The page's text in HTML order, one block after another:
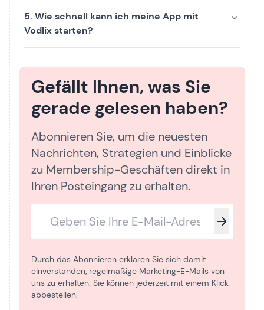
5. Wie schnell kann ich meine App mit
Vodlix starten?
Gefällt Ihnen, was Sie
gerade gelesen haben?
Abonnieren Sie, um die neuesten
Nachrichten, Strategien und Einblicke
zu Membership-Geschäften direkt in
Ihren Posteingang zu erhalten.
Durch das Abonnieren erklären Sie sich damit
einverstanden, regelmäßige Marketing-E-Mails von
uns zu erhalten. Sie können jederzeit mit einem Klick
abbestellen.